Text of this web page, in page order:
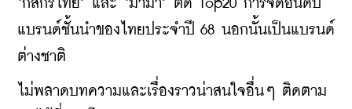
‘กสิกรไทย’ และ ‘มาม่า’ ติด Top20 การจัดอันดับ
แบรนด์ชั้นนำของไทยประจำปี 68 นอกนั้นเป็นแบรนด์
ต่างชาติ
ไม่พลาดบทความและเรื่องราวน่าสนใจอื่นๆ ติดตาม